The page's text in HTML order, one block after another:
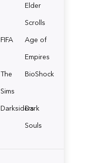
Elder
Scrolls
FIFA
Age of
Empires
The
Sims
BioShock
Darksiders
Dark
Souls